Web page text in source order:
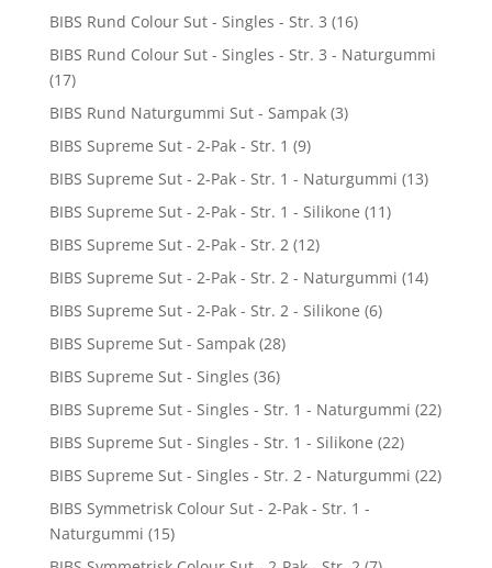
BIBS Rund Colour Sut - Singles - Str. 3 (16)
BIBS Rund Colour Sut - Singles - Str. 3 - Naturgummi
(17)
BIBS Rund Naturgummi Sut - Sampak (3)
BIBS Supreme Sut - 2-Pak - Str. 1 (9)
BIBS Supreme Sut - 2-Pak - Str. 1 - Naturgummi (13)
BIBS Supreme Sut - 2-Pak - Str. 1 - Silikone (11)
BIBS Supreme Sut - 2-Pak - Str. 2 (12)
BIBS Supreme Sut - 2-Pak - Str. 2 - Naturgummi (14)
BIBS Supreme Sut - 2-Pak - Str. 2 - Silikone (6)
BIBS Supreme Sut - Sampak (28)
BIBS Supreme Sut - Singles (36)
BIBS Supreme Sut - Singles - Str. 1 - Naturgummi (22)
BIBS Supreme Sut - Singles - Str. 1 - Silikone (22)
BIBS Supreme Sut - Singles - Str. 2 - Naturgummi (22)
BIBS Symmetrisk Colour Sut - 2-Pak - Str. 1 -
Naturgummi (15)